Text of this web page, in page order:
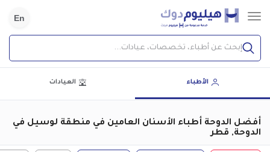
En
إبحث عن أطباء، تخصصات، عيادات...
الأطباء العيادات
أفضل الدوحة أطباء الأسنان العامين في منطقة لوسيل في
الدوحة, قطر